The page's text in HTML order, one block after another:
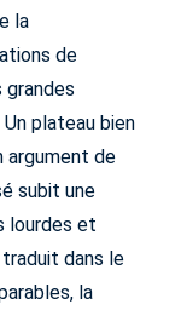
la
de
plateau bien
argument de
subit une
lourdes et
dans le
la